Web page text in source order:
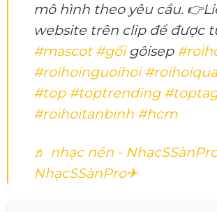
mô hình theo yêu cầu.
website trên clip để được
#mascot #gốigôisep
#roihoinguoihoi
#top #toptrending
#roihoitanbinh #hcm
♬ nhạc nền -
NhạcSSànPro✈